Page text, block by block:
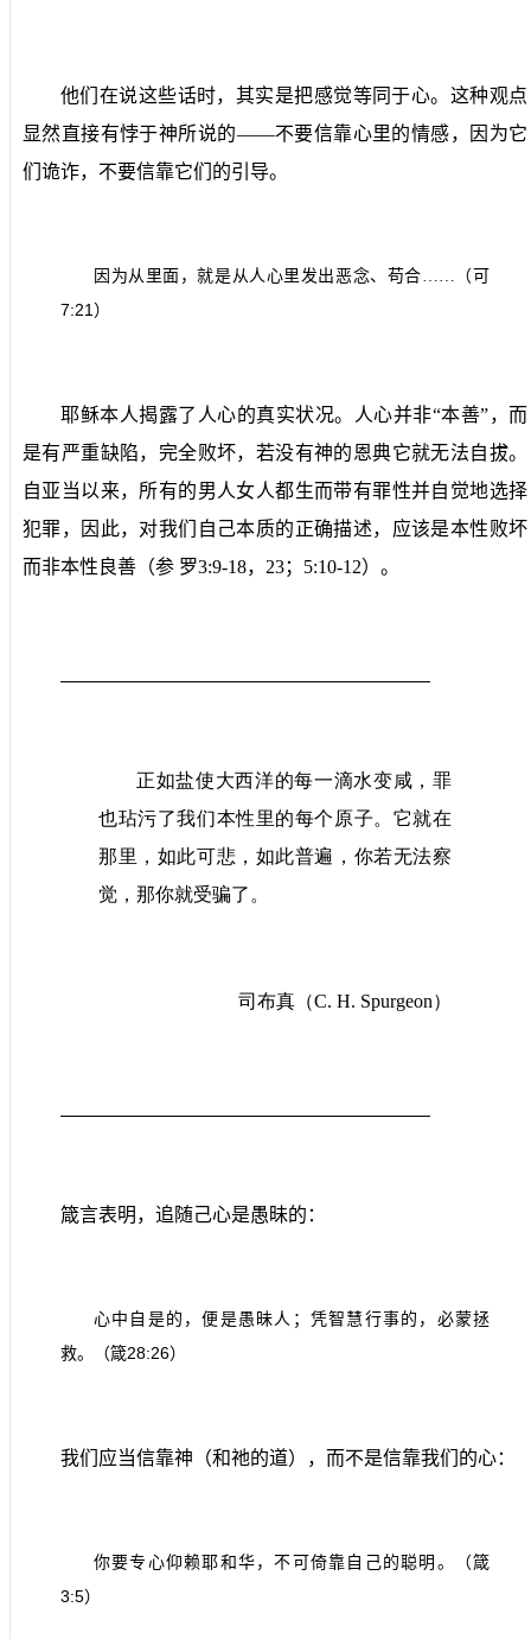
他们在说这些话时，其实是把感觉等同于心。这种观点
显然直接有悖于神所说的——不要信靠心里的情感，因为它
们诡诈，不要信靠它们的引导。
因为从里面，就是从人心里发出恶念、苟合……（可
7:21 ）
耶稣本人揭露了人心的真实状况。人心并非“本善”，而
是有严重缺陷，完全败坏，若没有神的恩典它就无法自拔。
自亚当以来，所有的男人女人都生而带有罪性并自觉地选择
犯罪，因此，对我们自己本质的正确描述，应该是本性败坏
而非本性良善（参 罗3:9-18，23；5:10-12）。
正如盐使大西洋的每一滴水变咸，罪
也玷污了我们本性里的每个原子。它就在
那里，如此可悲，如此普遍，你若无法察
觉，那你就受骗了。
司布真 （C. H. Spurgeon）
箴言表明，追随己心是愚昧的：
心中自是的，便是愚昧人；凭智慧行事的，必蒙拯
救。（箴28:26）
我们应当信靠神（和祂的道），而不是信靠我们的心：
你要专心仰赖耶和华，不可倚靠自己的聪明。（箴
3:5）